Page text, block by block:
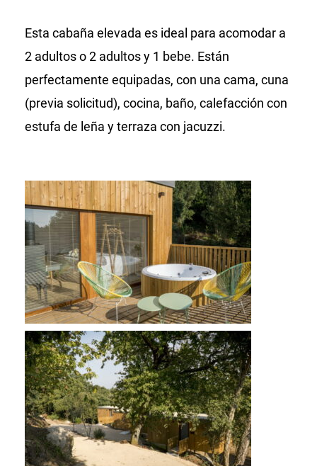
Esta cabaña elevada es ideal para acomodar a
2 adultos o 2 adultos y 1 bebe. Están
perfectamente equipadas, con una cama, cuna
(previa solicitud), cocina, baño, calefacción con
estufa de leña y terraza con jacuzzi.